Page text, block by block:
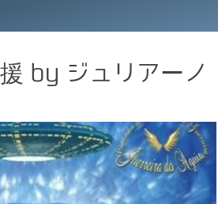
by ジュリアーノ